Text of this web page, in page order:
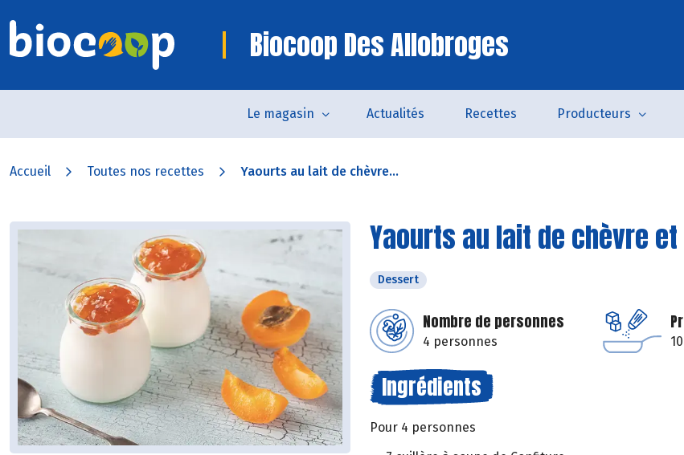
Biocoop Des Allobroges
Le magasin Actualités Recettes Producteurs
Accueil Toutes nos recettes Yaourts au lait de chèvre...
Yaourts au lait de chèvre
Dessert
Nombre de personnes
4 personnes
Ingrédients
Pour 4 personnes